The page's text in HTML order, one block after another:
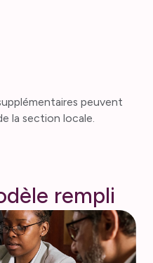
peuvent
la section locale.
dèle rempli